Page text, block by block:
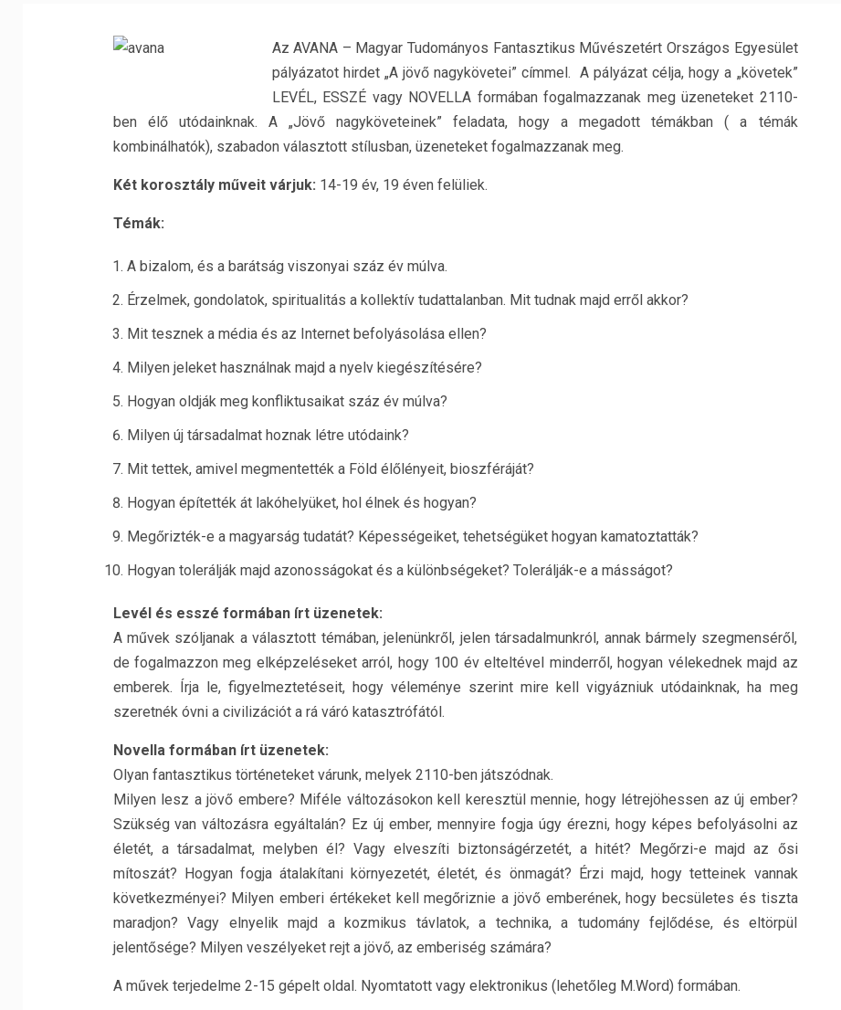
Az AVANA – Magyar Tudományos Fantasztikus Művészetért Országos Egyesület
pályázatot hirdet „A jövő nagykövetei” címmel. A pályázat célja, hogy a „követek”
LEVÉL, ESSZÉ vagy NOVELLA formában fogalmazzanak meg üzeneteket 2110-
ben élő utódainknak. A „Jövő nagyköveteinek” feladata, hogy a megadott témákban ( a témák
kombinálhatók), szabadon választott stílusban, üzeneteket fogalmazzanak meg.
Két korosztály műveit várjuk: 14-19 év, 19 éven felüliek.
Témák:
A bizalom, és a barátság viszonyai száz év múlva.
Érzelmek, gondolatok, spiritualitás a kollektív tudattalanban. Mit tudnak majd erről akkor?
Mit tesznek a média és az Internet befolyásolása ellen?
Milyen jeleket használnak majd a nyelv kiegészítésére?
Hogyan oldják meg konfliktusaikat száz év múlva?
Milyen új társadalmat hoznak létre utódaink?
Mit tettek, amivel megmentették a Föld élőlényeit, bioszféráját?
Hogyan építették át lakóhelyüket, hol élnek és hogyan?
Megőrizték-e a magyarság tudatát? Képességeiket, tehetségüket hogyan kamatoztatták?
Hogyan tolerálják majd azonosságokat és a különbségeket? Tolerálják-e a másságot?
Levél és esszé formában írt üzenetek:
A művek szóljanak a választott témában, jelenünkről, jelen társadalmunkról, annak bármely szegmenséről,
de fogalmazzon meg elképzeléseket arról, hogy 100 év elteltével minderről, hogyan vélekednek majd az
emberek. Írja le, figyelmeztetéseit, hogy véleménye szerint mire kell vigyázniuk utódainknak, ha meg
szeretnék óvni a civilizációt a rá váró katasztrófától.
Novella formában írt üzenetek:
Olyan fantasztikus történeteket várunk, melyek 2110-ben játszódnak.
Milyen lesz a jövő embere? Miféle változásokon kell keresztül mennie, hogy létrejöhessen az új ember?
Szükség van változásra egyáltalán? Ez új ember, mennyire fogja úgy érezni, hogy képes befolyásolni az
életét, a társadalmat, melyben él? Vagy elveszíti biztonságérzetét, a hitét? Megőrzi-e majd az ősi
mítoszát? Hogyan fogja átalakítani környezetét, életét, és önmagát? Érzi majd, hogy tetteinek vannak
következményei? Milyen emberi értékeket kell megőriznie a jövő emberének, hogy becsületes és tiszta
maradjon? Vagy elnyelik majd a kozmikus távlatok, a technika, a tudomány fejlődése, és eltörpül
jelentősége? Milyen veszélyeket rejt a jövő, az emberiség számára?
A művek terjedelme 2-15 gépelt oldal. Nyomtatott vagy elektronikus (lehetőleg M.Word) formában.